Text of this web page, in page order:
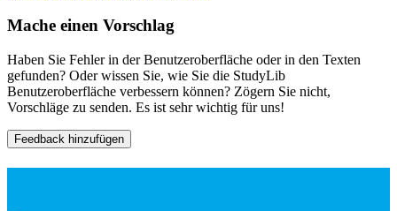
Mache einen Vorschlag
Haben Sie Fehler in der Benutzeroberfläche oder in den Texten
gefunden? Oder wissen Sie, wie Sie die StudyLib
Benutzeroberfläche verbessern können? Zögern Sie nicht,
Vorschläge zu senden. Es ist sehr wichtig für uns!
Feedback hinzufügen